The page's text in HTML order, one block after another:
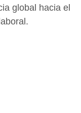
global hacia el